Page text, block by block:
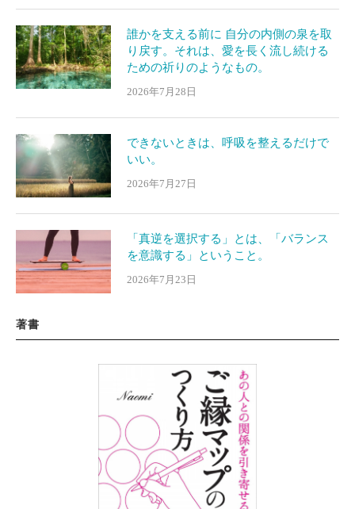
誰かを支える前に 自分の内側の泉を取
り戻す。それは、愛を長く流し続ける
ための祈りのようなもの。
2026年7月28日
できないときは、呼吸を整えるだけで
いい。
2026年7月27日
「真逆を選択する」とは、「バランス
を意識する」ということ。
2026年7月23日
著書